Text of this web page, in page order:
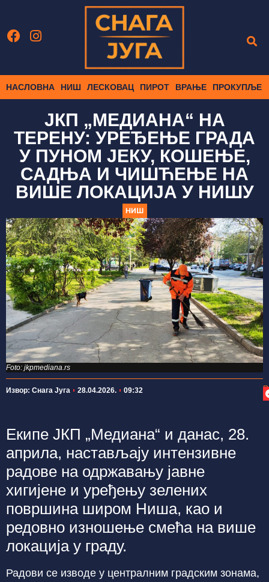
НАСЛОВНА НИШ ЛЕСКОВАЦ ПИРОТ ВРАЊЕ ПРОКУПЉЕ
ЈКП „МЕДИАНА“ НА
ТЕРЕНУ: УРЕЂЕЊЕ ГРАДА
У ПУНОМ ЈЕКУ, КОШЕЊЕ,
САДЊА И ЧИШЋЕЊЕ НА
ВИШЕ ЛОКАЦИЈА У НИШУ
НИШ
Foto: jkpmediana.rs
Извор: Снага Југа 28.04.2026. 09:32
Екипе ЈКП „Медиана“ и данас, 28.
априла, настављају интензивне
радове на одржавању јавне
хигијене и уређењу зелених
површина широм Ниша, као и
редовно изношење смећа на више
локација у граду.
Радови се изводе у централним градским зонама,